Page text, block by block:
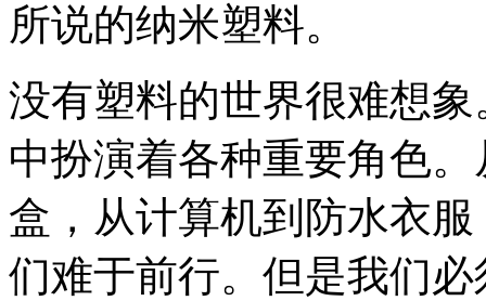
所说的纳米塑料。
没有塑料的世界很难想
中扮演着各种重要角色
盒，从计算机到防水衣
们难于前行。但是我们